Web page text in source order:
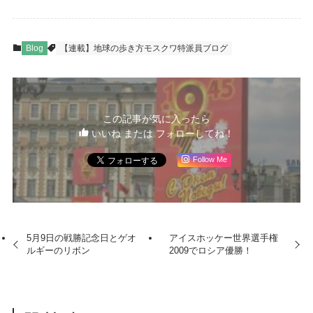
Blog 【連載】地球の歩き方モスクワ特派員ブログ
この記事が気に入ったら
いいね または フォローしてね！
Follow Me
5月9日の戦勝記念日とゲオ
ルギーのリボン
アイスホッケー世界選手権
2009でロシア優勝！